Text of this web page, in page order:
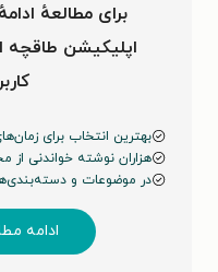
برای مطالعهٔ
اپلیکیشن طاقچه
بهترین انتخاب برای
هزاران نوشته خواندنی از
در موضوعات و
ادامه